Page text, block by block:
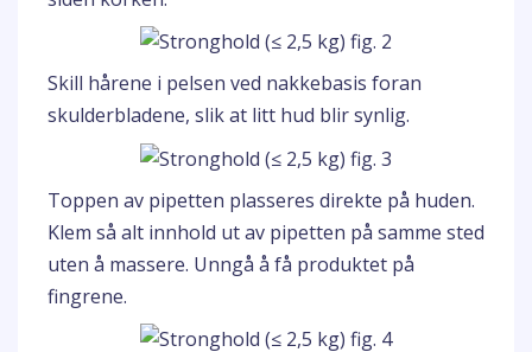
Skill hårene i pelsen ved nakkebasis foran
skulderbladene, slik at litt hud blir synlig.
Toppen av pipetten plasseres direkte på huden.
Klem så alt innhold ut av pipetten på samme sted
uten å massere. Unngå å få produktet på
fingrene.